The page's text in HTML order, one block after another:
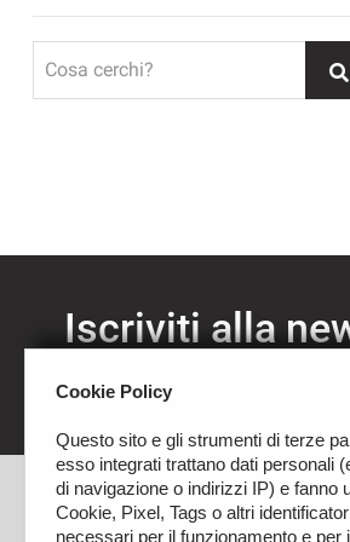
Cosa cerchi?
Iscriviti alla
Compila il modulo sottostante
nostre novità.
Cookie Policy
Questo sito e gli strumenti di terze
esso integrati trattano dati personali
di navigazione o indirizzi IP) e fanno
Cookie, Pixel, Tags o altri
necessari per il funzionamento e per